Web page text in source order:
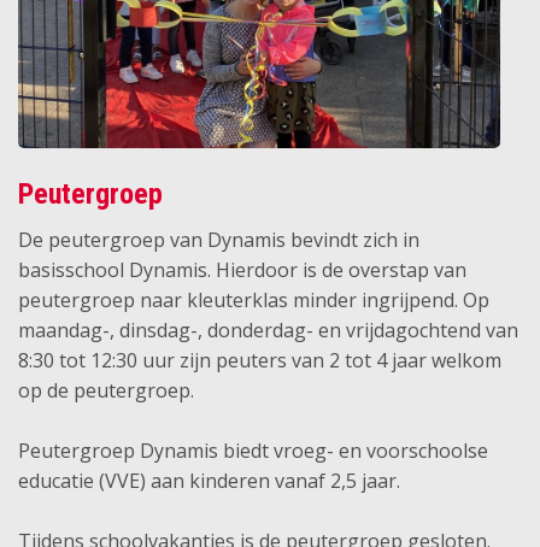
Peutergroep
De peutergroep van Dynamis bevindt zich in
basisschool Dynamis. Hierdoor is de overstap van
peutergroep naar kleuterklas minder ingrijpend. Op
maandag-, dinsdag-, donderdag- en vrijdagochtend van
8:30 tot 12:30 uur zijn peuters van 2 tot 4 jaar welkom
op de peutergroep.
Peutergroep Dynamis biedt vroeg- en voorschoolse
educatie (VVE) aan kinderen vanaf 2,5 jaar.
Tijdens schoolvakanties is de peutergroep gesloten.